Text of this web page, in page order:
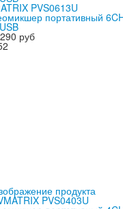
PVS0613U
портативный
руб